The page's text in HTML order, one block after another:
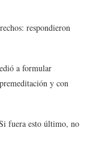
respondieron
a formular
y con
fuera esto último, no